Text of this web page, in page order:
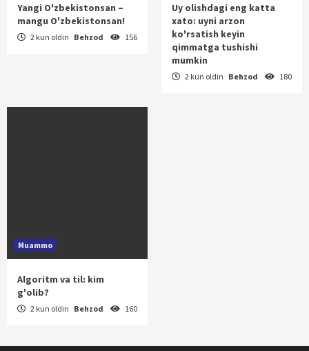
Yangi O'zbekistonsan –
mangu O'zbekistonsan!
2 kun oldin Behzod 156
Uy olishdagi eng katta
xato: uyni arzon
ko'rsatish keyin
qimmatga tushishi
mumkin
2 kun oldin Behzod 180
Muammo
Algoritm va til: kim
g'olib?
2 kun oldin Behzod 160